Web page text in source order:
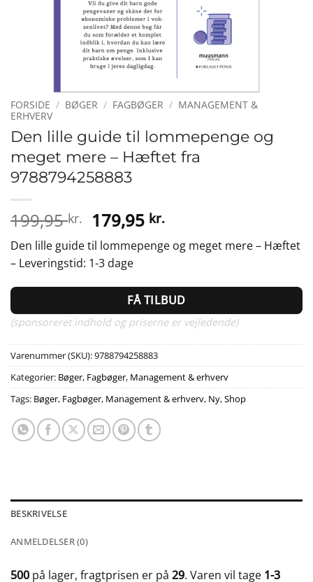
FORSIDE / BØGER / FAGBØGER / MANAGEMENT &
ERHVERV
Den lille guide til lommepenge og
meget mere – Hæftet fra
9788794258883
199,95kr. Den
oprindelige
pris
var:
199,95 kr..
179,95 kr.Den
aktuelle
pris
179,95 kr..
Den lille guide til lommepenge og meget mere – Hæftet
– Leveringstid: 1-3 dage
FÅ TILBUD
(sponsoreret indhold og priserne er vejledende)
Varenummer (SKU):9788794258883
Kategorier: Bøger, Fagbøger, Management & erhverv
Tags: Bøger, Fagbøger, Management & erhverv, Ny,Shop
BESKRIVELSE
ANMELDELSER (0)
500 på lager, fragtprisen er på 29. Varen vil tage 1-3